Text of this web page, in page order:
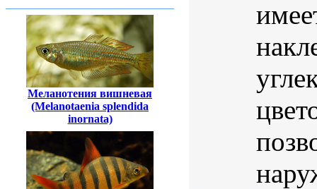
Меланотения вишневая
(Melanotaenia splendida
inornata)